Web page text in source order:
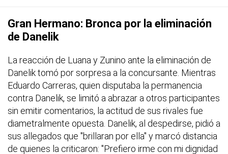
Gran Hermano: Bronca por la eliminación
de Danelik
La reacción de Luana y Zunino ante la eliminación de
Danelik tomó por sorpresa a la concursante. Mientras
Eduardo Carreras, quien disputaba la permanencia
contra Danelik, se limitó a abrazar a otros participantes
sin emitir comentarios, la actitud de sus rivales fue
diametralmente opuesta. Danelik, al despedirse, pidió a
sus allegados que "brillaran por ella" y marcó distancia
de quienes la criticaron: "Prefiero irme con mi dignidad